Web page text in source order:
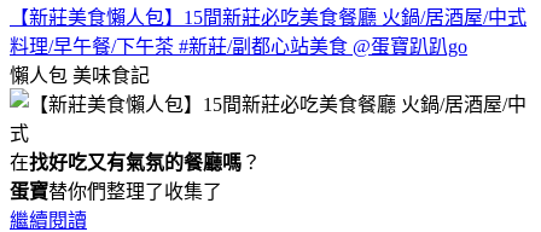
【新莊美食懶人包】15間新莊必吃美食餐廳 火鍋/居酒屋/中式
料理/早午餐/下午茶 #新莊/副都心站美食 @蛋寶趴趴go
懶人包 美味食記
在找好吃又有氣氛的餐廳嗎 ？
蛋寶替你們整理了收集了
繼續閱讀